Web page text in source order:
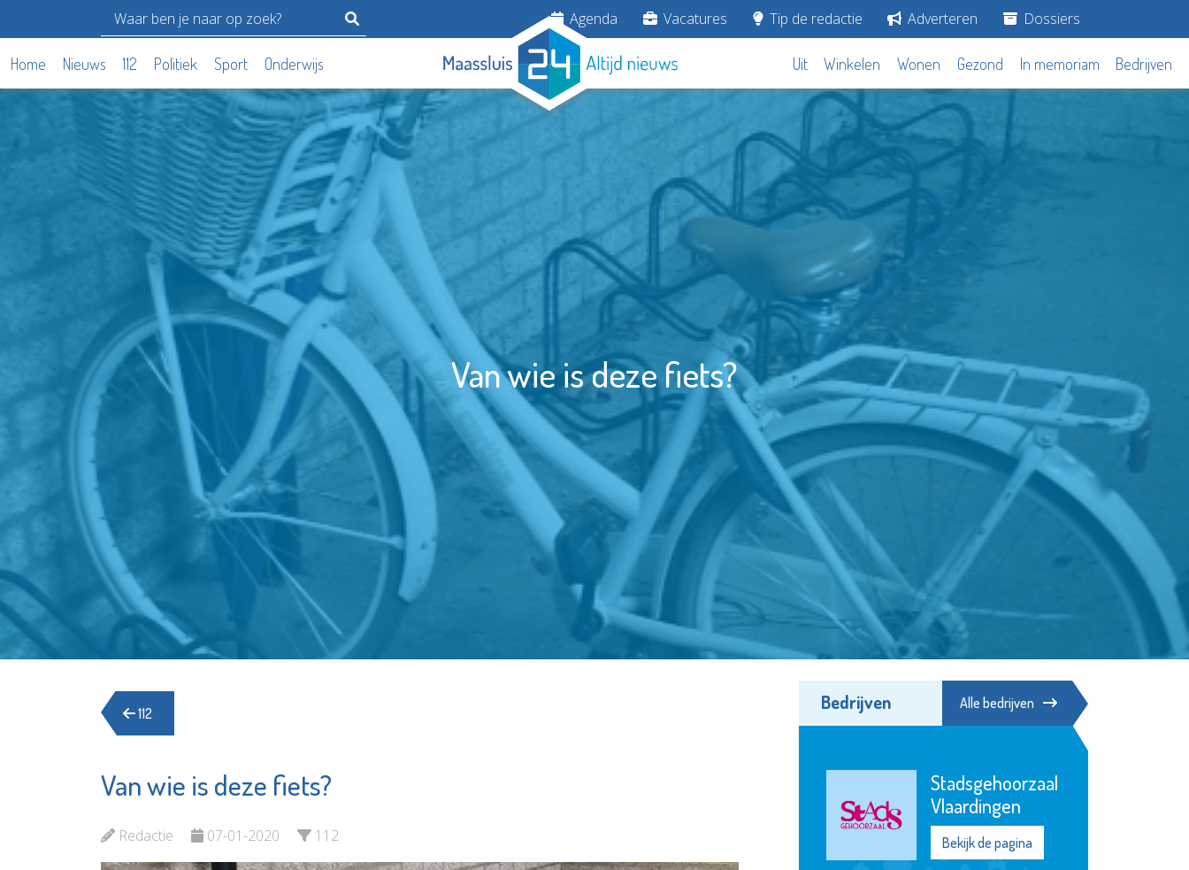
Agenda Vacatures Tip de redactie Adverteren Dossiers
Home Nieuws 112 Politiek Sport Onderwijs Uit Winkelen Wonen Gezond In memoriam Bedrijven
Van wie is deze fiets?
112
Van wie is deze fiets?
Redactie 07-01-2020 112
Bedrijven Alle bedrijven
Bekijk de pagina
Stroomopwaarts
MVS
Bekijk de pagina